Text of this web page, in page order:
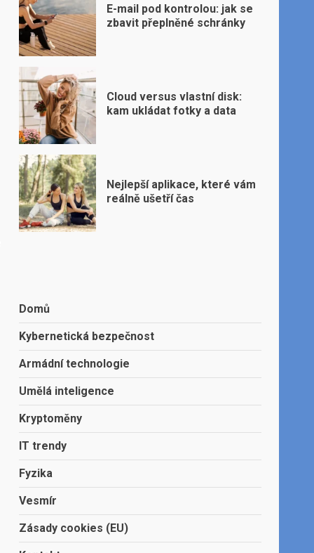
E-mail pod kontrolou: jak se
zbavit přeplněné schránky
Cloud versus vlastní disk:
kam ukládat fotky a data
Nejlepší aplikace, které vám
reálně ušetří čas
Domů
Kybernetická bezpečnost
Armádní technologie
Umělá inteligence
Kryptoměny
IT trendy
Fyzika
Vesmír
Zásady cookies (EU)